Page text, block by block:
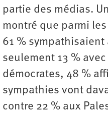
partie des médias.
montré que parmi
61 % sympathisaient
seulement 13 %
démocrates, 48 %
sympathies vont
contre 22 % aux